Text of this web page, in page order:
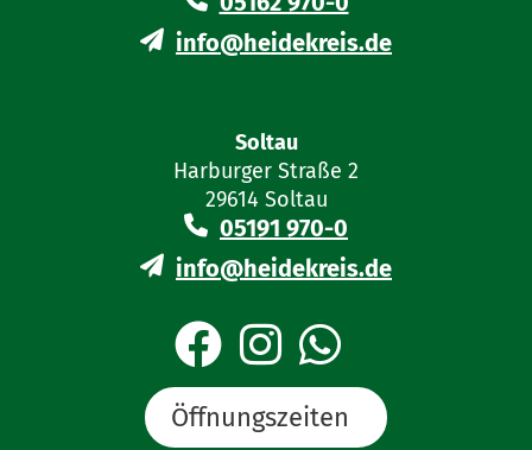
info@heidekreis.de
Soltau
Harburger Straße 2
29614 Soltau
05191 970-0
info@heidekreis.de
Öffnungszeiten